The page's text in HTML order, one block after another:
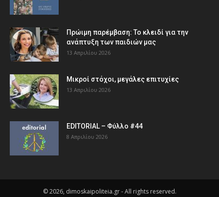
Πρώιμη παρέμβαση: Το κλειδί για την
ανάπτυξη των παιδιών µας
13 Απριλίου 2026
Μικροί στόχοι, μεγάλες επιτυχίες
13 Απριλίου 2026
EDITORIAL – Φύλλο #44
8 Απριλίου 2026
© 2026, dimoskaipoliteia.gr - All rights reserved.